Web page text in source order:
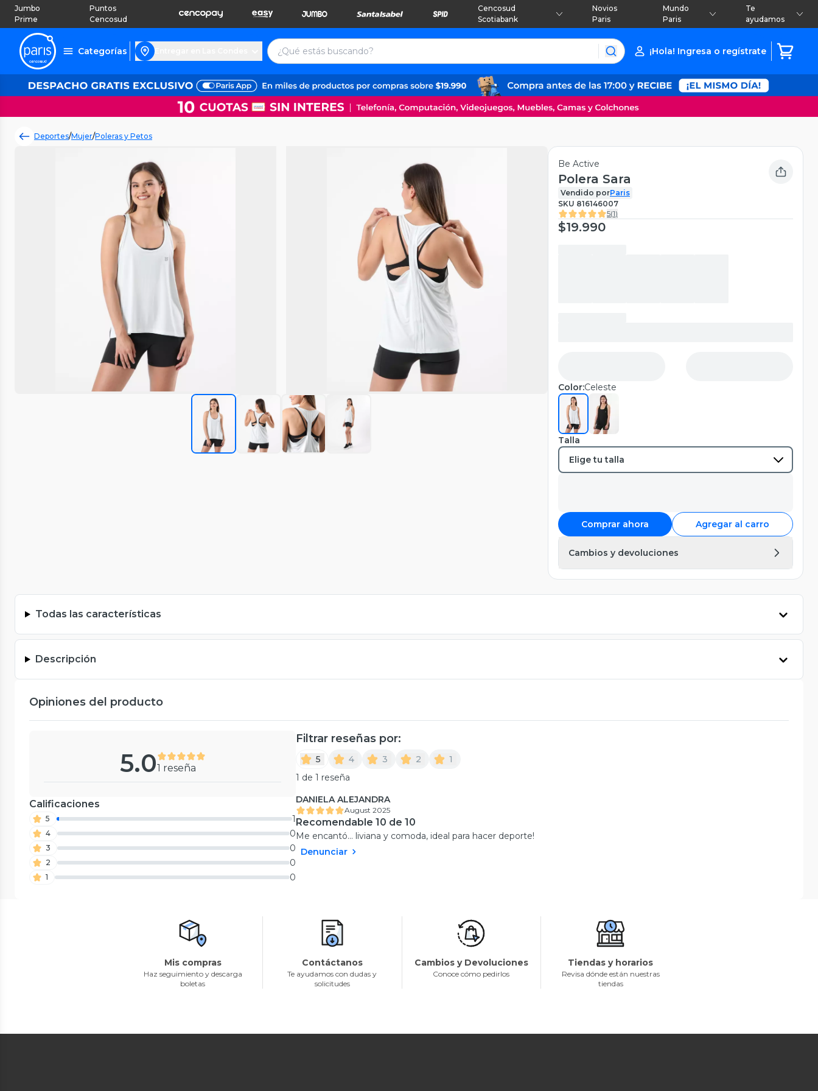
Jumbo
Prime
Puntos
Cencosud
Cencosud
Scotiabank
Novios
Paris
Mundo
Paris
Te
ayudamos
Categorías ¡Hola! Ingresa o regístrate
Deportes/Mujer/Poleras y Petos
Be Active
Polera Sara
Vendido porParis
SKU 816146007
5(1)
$19.990
Color:Celeste
Talla
Comprar ahora Agregar al carro
Cambios y devoluciones
Todas las características
Descripción
Opiniones del producto
5.01 reseña
Calificaciones
5 1
4 0
3 0
2 0
1 0
Filtrar reseñas por:
5 4 3 2
1
1 de 1 reseña
DANIELA ALEJANDRA
August 2025
Recomendable 10 de 10
Me encantó... liviana y comoda, ideal para hacer deporte!
Denunciar
Mis compras
Haz seguimiento y descarga
boletas
Contáctanos
Te ayudamos con dudas y
solicitudes
Cambios y Devoluciones
Conoce cómo pedirlos
Tiendas y horarios
Revisa dónde están nuestras
tiendas